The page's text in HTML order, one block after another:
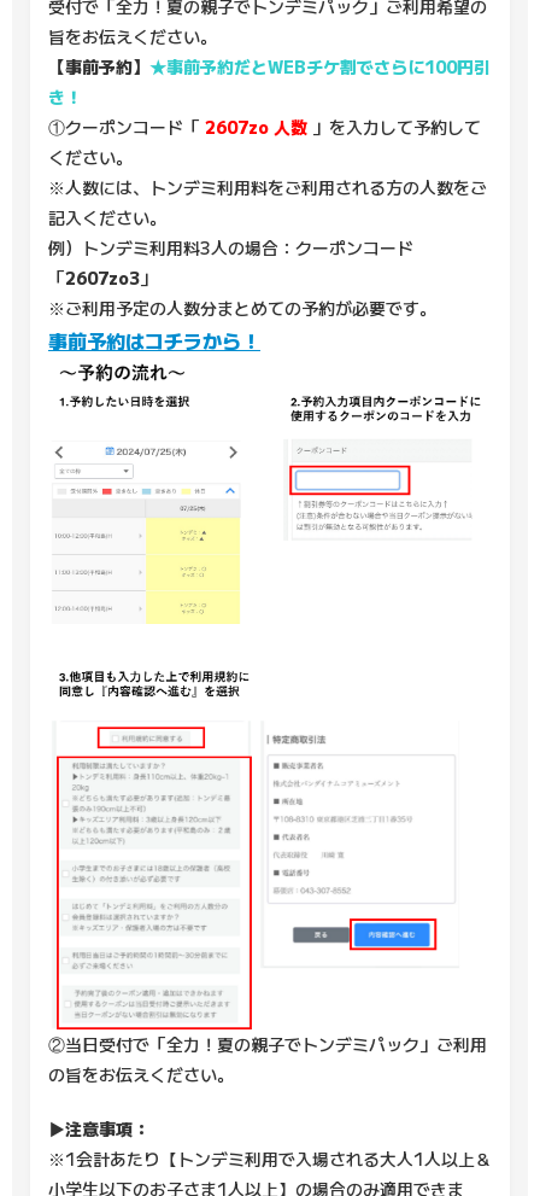
受付で「全力！夏の親子でトンデミパック」ご利用希望の
旨をお伝えください。
【事前予約】 ★事前予約だとWEBチケ割でさらに100円引
き！
①クーポンコード「 2607zo 人数 」を入力して予約して
ください。
※人数には、トンデミ利用料をご利用される方の人数をご
記入ください。
例）トンデミ利用料3人の場合：クーポンコード
「2607zo3 」
※ご利用予定の人数分まとめての予約が必要です。
事前予約はコチラから！
②当日受付で「全力！夏の親子でトンデミパック」ご利用
の旨をお伝えください。
▶注意事項：
※1会計あたり【トンデミ利用で入場される大人1人以上＆
小学生以下のお子さま1人以上】の場合のみ適用できま